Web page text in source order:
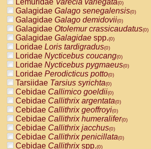
(0)
AtelidaeAteles belzebuth(0)
AtelidaeAteles geoffroyi(0)
AtelidaeAteles paniscus(0)
AtelidaeAtelesspp.(0)
Atelidae Lagothrix lagothricha
AtelidaeLagothrix lagothricha cana
PitheciidaeCacajao calvus
PitheciidaeCallicebus cupreus
PitheciidaeCallicebus donacophilus
PitheciidaeCallicebus moloch
PitheciidaeCallicebus torquatus
PitheciidaeCallicebusspp.(0)
PitheciidaeChiropotes satanas(0)
PitheciidaePithecia monachus
PitheciidaePithecia pithecia(0)
CercopithecidaeCercocebus agilis
Lemuridae Varecia variegata(0)
Galagidae Galago senegalensis(0)
Galagidae Galago demidovii(0)
Galagidae Otolemur crassicaudatus(0)
Galagidae Galagidae spp.(0)
Loridae Loris tardigradus(0)
Loridae Nycticebus coucang(0)
Loridae Nycticebus pygmaeus(0)
Loridae Perodicticus potto(0)
Tarsiidae Tarsius syrichta(0)
Cebidae Callimico goeldii(0)
Cebidae Callithrix argentata(0)
Cebidae Callithrix geoffroyi(0)
Cebidae Callithrix humeralifer(0)
Cebidae Callithrix jacchus(0)
Cebidae Callithrix penicillata(0)
Cebidae Callithrixspp.(0)